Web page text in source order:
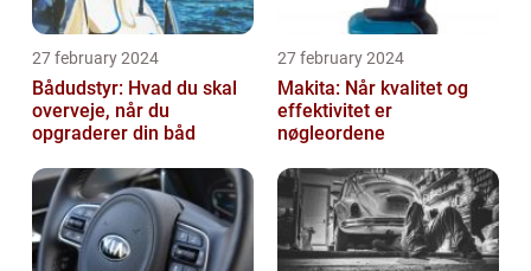
27 february 2024
Bådudstyr: Hvad du skal
overveje, når du
opgraderer din båd
27 february 2024
Makita: Når kvalitet og
effektivitet er
nøgleordene